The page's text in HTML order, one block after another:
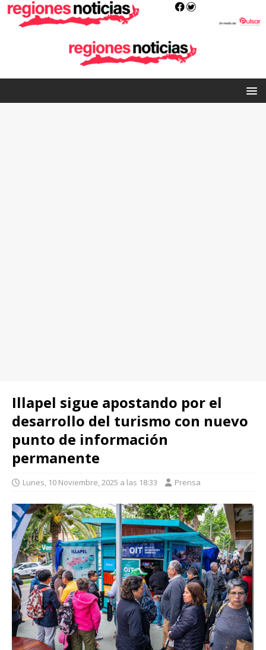
Illapel sigue apostando por el
desarrollo del turismo con nuevo
punto de información
permanente
Lunes, 10 Noviembre, 2025 a las 18:33 Prensa